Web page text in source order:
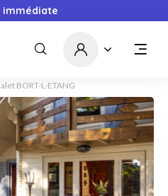
immédiate
BORT-L-ETANG